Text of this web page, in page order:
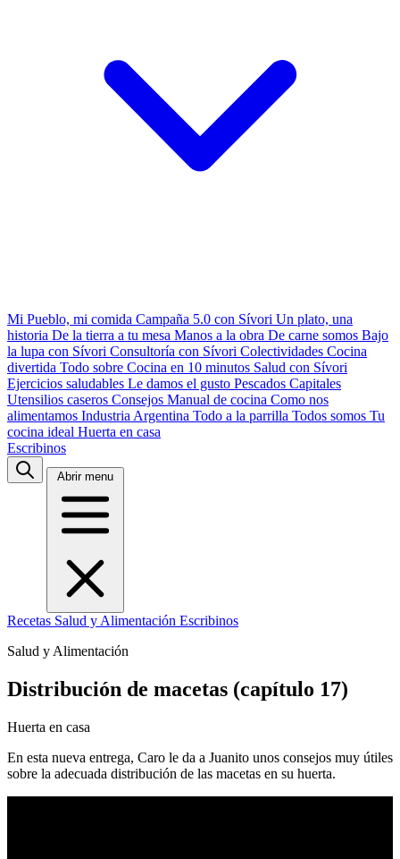
Mi Pueblo, mi comida Campaña 5.0 con Sívori Un plato, una
historia De la tierra a tu mesa Manos a la obra De carne somos Bajo
la lupa con Sívori Consultoría con Sívori Colectividades Cocina
divertida Todo sobre Cocina en 10 minutos Salud con Sívori
Ejercicios saludables Le damos el gusto Pescados Capitales
Utensilios caseros Consejos Manual de cocina Como nos
alimentamos Industria Argentina Todo a la parrilla Todos somos Tu
cocina ideal Huerta en casa
Escribinos
Abrir menu
Recetas Salud y Alimentación Escribinos
Salud y Alimentación
Distribución de macetas (capítulo 17)
Huerta en casa
En esta nueva entrega, Caro le da a Juanito unos consejos muy útiles
sobre la adecuada distribución de las macetas en su huerta.